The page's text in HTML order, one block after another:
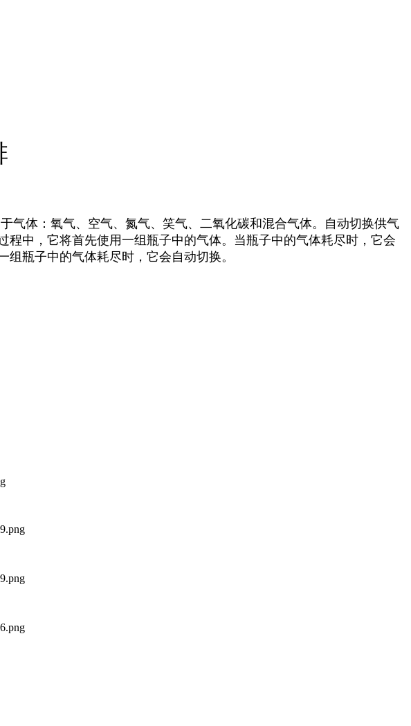
气体：氧气、空气、氮气、笑气、二氧化碳和混合气体。自动切换供气
中，它将首先使用一组瓶子中的气体。当瓶子中的气体耗尽时，它会
瓶子中的气体耗尽时，它会自动切换。